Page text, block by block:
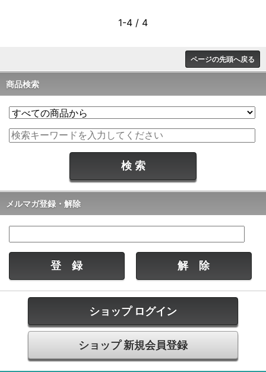
1-4 / 4
ページの先頭へ戻る
商品検索
メルマガ登録・解除
ショップ ログイン
ショップ 新規会員登録